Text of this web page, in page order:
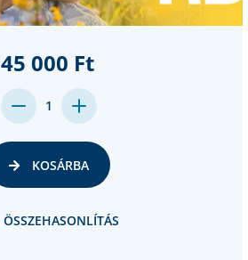
45 000 Ft
DECREASE
QUANTITY:
1
INCREASE
QUANTITY:
KOSÁRBA
ÖSSZEHASONLÍTÁS